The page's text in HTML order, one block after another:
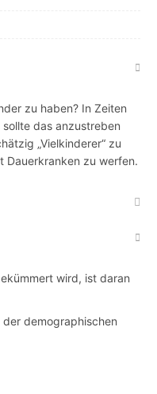
zu haben? In Zeiten
das anzustreben
„Vielkinderer“ zu
Dauerkranken zu werfen.
wird, ist daran
demographischen